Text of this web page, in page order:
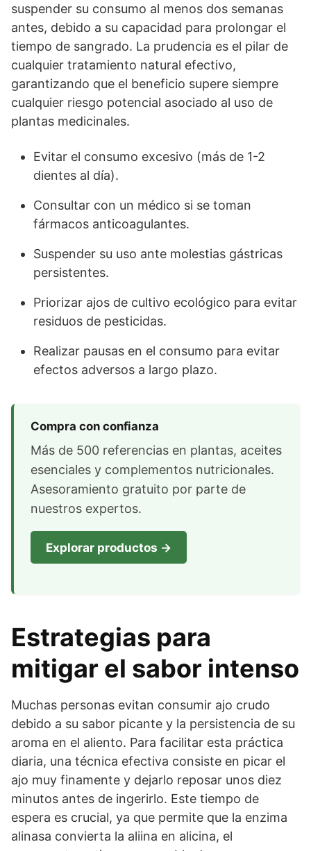
suspender su consumo al menos dos semanas
antes, debido a su capacidad para prolongar el
tiempo de sangrado. La prudencia es el pilar de
cualquier tratamiento natural efectivo,
garantizando que el beneficio supere siempre
cualquier riesgo potencial asociado al uso de
plantas medicinales.
Evitar el consumo excesivo (más de 1-2
dientes al día).
Consultar con un médico si se toman
fármacos anticoagulantes.
Suspender su uso ante molestias gástricas
persistentes.
Priorizar ajos de cultivo ecológico para evitar
residuos de pesticidas.
Realizar pausas en el consumo para evitar
efectos adversos a largo plazo.
Compra con confianza
Más de 500 referencias en plantas, aceites
esenciales y complementos nutricionales.
Asesoramiento gratuito por parte de
nuestros expertos.
Explorar productos →
Estrategias para
mitigar el sabor intenso
Muchas personas evitan consumir ajo crudo
debido a su sabor picante y la persistencia de su
aroma en el aliento. Para facilitar esta práctica
diaria, una técnica efectiva consiste en picar el
ajo muy finamente y dejarlo reposar unos diez
minutos antes de ingerirlo. Este tiempo de
espera es crucial, ya que permite que la enzima
alinasa convierta la aliina en alicina, el